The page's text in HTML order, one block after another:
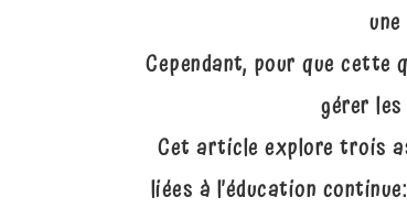
Cependant, pour que
gérer
Cet article explore trois
liées à l’éducation